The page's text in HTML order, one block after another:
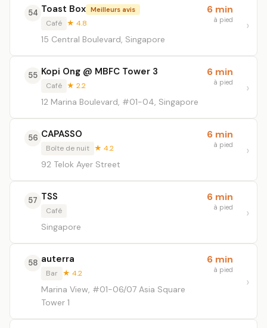
54 Toast Box Meilleurs avis
Café ★ 4.8
15 Central Boulevard, Singapore
6 min
à pied
55 Kopi Ong @ MBFC Tower 3
Café ★ 2.2
12 Marina Boulevard, #01-04, Singapore
6 min
à pied
56 CAPASSO
Boîte de nuit ★ 4.2
92 Telok Ayer Street
6 min
à pied
57 TSS
Café
Singapore
6 min
à pied
58 auterra
Bar ★ 4.2
Marina View, #01-06/07 Asia Square
Tower 1
6 min
à pied